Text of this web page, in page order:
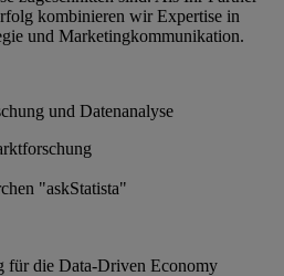
kombinieren wir Expertise in
und Marketingkommunikation.
und Datenanalyse
"askStatista"
für die Data-Driven Economy